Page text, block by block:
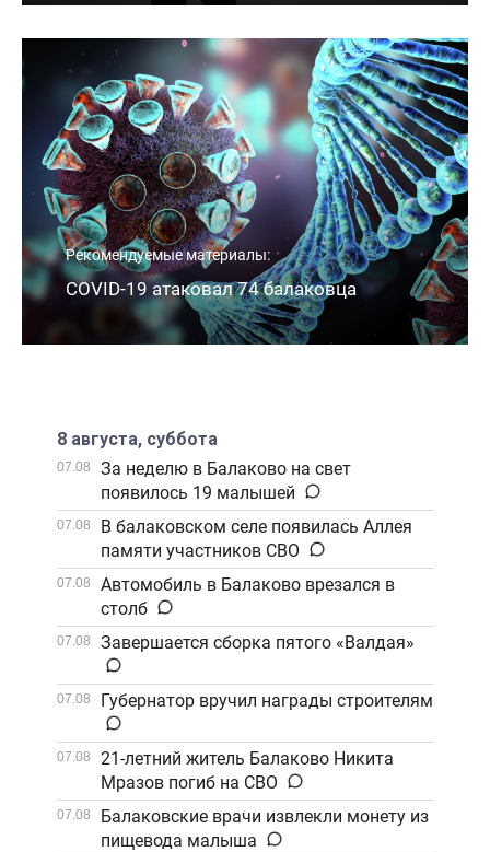
Рекомендуемые материалы:
COVID-19 атаковал 74 балаковца
8 августа, суббота
07.08
За неделю в Балаково на свет
появилось 19 малышей
07.08
В балаковском селе появилась Аллея
памяти участников СВО
07.08
Автомобиль в Балаково врезался в
столб
07.08 Завершается сборка пятого «Валдая»
07.08 Губернатор вручил награды строителям
07.08
21-летний житель Балаково Никита
Мразов погиб на СВО
07.08
Балаковские врачи извлекли монету из
пищевода малыша